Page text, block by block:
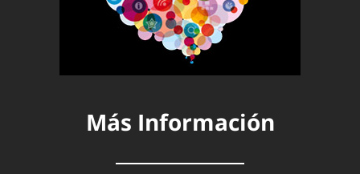
Más Información